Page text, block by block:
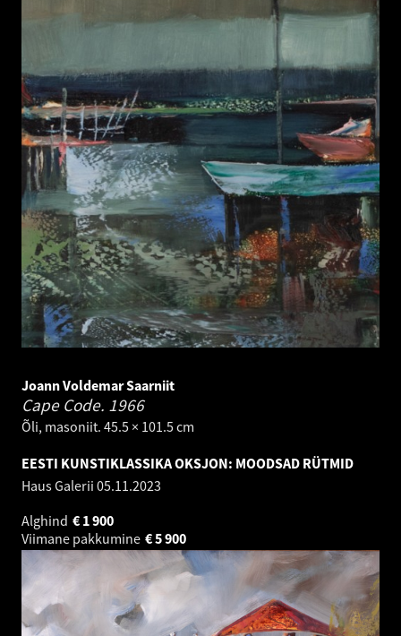
Joann Voldemar Saarniit
Cape Code. 1966
Õli, masoniit. 45.5 × 101.5 cm
EESTI KUNSTIKLASSIKA OKSJON: MOODSAD RÜTMID
Haus Galerii 05.11.2023
Alghind
1 900
€
Viimane pakkumine
5 900
€